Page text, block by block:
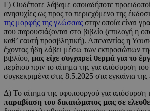
Γ) Ουδέποτε λάβαμε οποιαδήποτε
ανησυχίες ως προς το περιεχόμενο της
της μορφής της γλώσσας στην οποία είναι
που παρουσιάζονται στο βιβλίο (επιλογή η
καθ’ εαυτή προσβλητική). Απεναντίας η
έχοντας ήδη λάβει μέσω των εκπροσώπων
βιβλίου, μας είχε συγχαρεί θερμά για το
περίπου πριν το αίτημα της για απόσυρση του
συγκεκριμένα στις 8.5.2025 στα εγκαίνια της
Δ) Το αίτημα της υφυπουργού για απόσυρση
παραβίαση του δικαιώματος μας σε